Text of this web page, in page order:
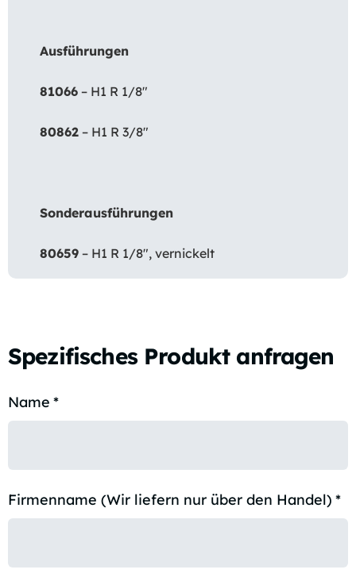
Ausführungen
81066 – H1 R 1/8″
80862 – H1 R 3/8″
Sonderausführungen
80659 – H1 R 1/8″, vernickelt
Spezifisches Produkt anfragen
Name *
Firmenname (Wir liefern nur über den Handel) *